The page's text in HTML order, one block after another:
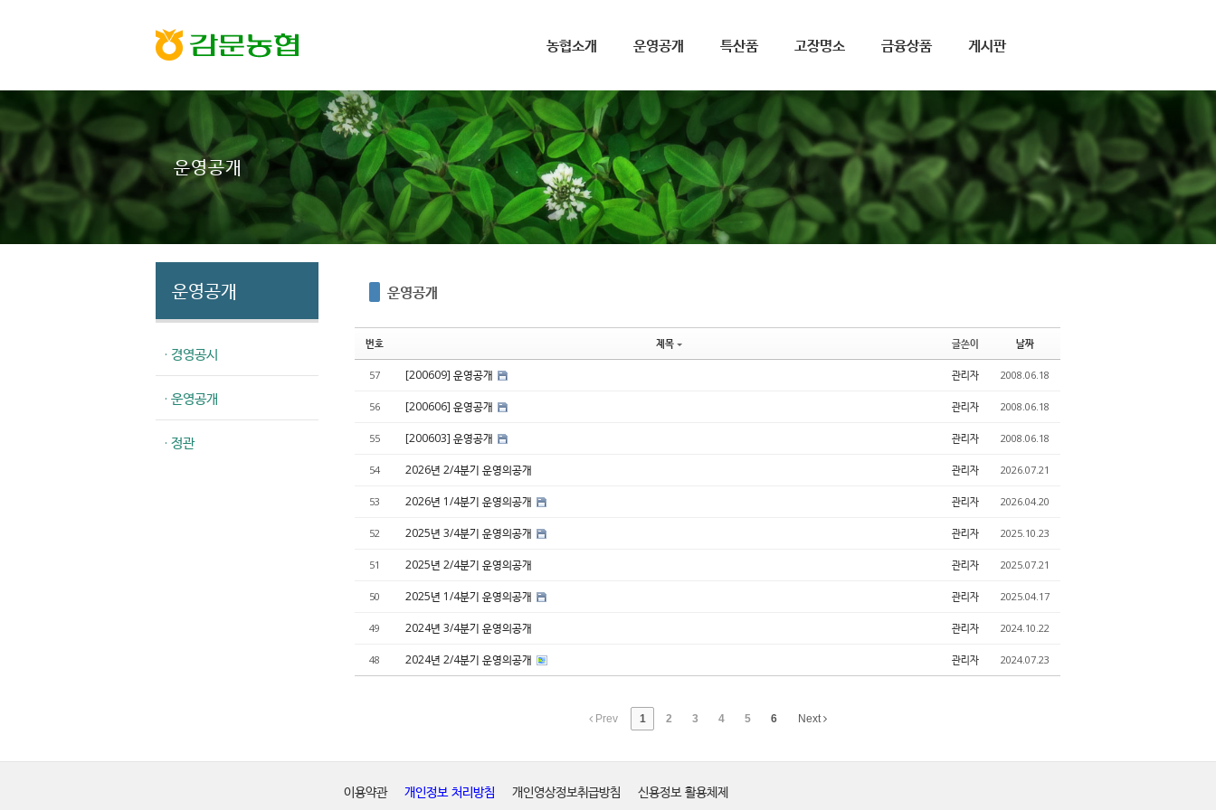
농협소개 운영공개 특산품 고장명소 금융상품 게시판
운영공개
운영공개
· 경영공시
· 운영공개
· 정관
운영공개
번호 제목 글쓴이 날짜
57 [200609] 운영공개 관리자 2008.06.18
56 [200606] 운영공개 관리자 2008.06.18
55 [200603] 운영공개 관리자 2008.06.18
54 2026년 2/4분기 운영의공개 관리자 2026.07.21
53 2026년 1/4분기 운영의공개 관리자 2026.04.20
52 2025년 3/4분기 운영의공개 관리자 2025.10.23
51 2025년 2/4분기 운영의공개 관리자 2025.07.21
50 2025년 1/4분기 운영의공개 관리자 2025.04.17
49 2024년 3/4분기 운영의공개 관리자 2024.10.22
48 2024년 2/4분기 운영의공개 관리자 2024.07.23
Prev 1 2 3 4 5 6 Next
이용약관 개인정보 처리방침 개인영상정보취급방침 신용정보 활용체제